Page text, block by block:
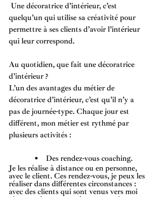
Une décoratrice d’intérieur, c’est
quelqu’un qui utilise sa créativité pour
permettre à ses clients d’avoir l’intérieur
qui leur correspond.
Au quotidien, que fait une décoratrice
d’intérieur ?
L’un des avantages du métier de
décoratrice d’intérieur, c’est qu’il n’y a
pas de journée-type. Chaque jour est
différent, mon métier est rythmé par
plusieurs activités :
Des rendez-vous coaching.
Je les réalise à distance ou en personne,
avec le client. Ces rendez-vous, je peux les
réaliser dans différentes circonstances :
avec des clients qui sont venus vers moi